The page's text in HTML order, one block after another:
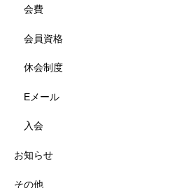
会費
会員資格
休会制度
Eメール
入会
お知らせ
その他